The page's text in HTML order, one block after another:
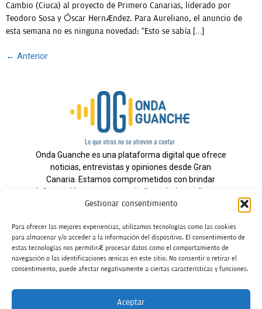
Gestionar consentimiento
Para ofrecer las mejores experiencias, utilizamos tecnologías como las cookies
para almacenar y/o acceder a la información del dispositivo. El consentimiento de
estas tecnologías nos permitirá procesar datos como el comportamiento de
navegación o las identificaciones únicas en este sitio. No consentir o retirar el
consentimiento, puede afectar negativamente a ciertas características y funciones.
Aceptar
Cambio (Ciuca) al proyecto de Primero Canarias, liderado por
Teodoro Sosa y Óscar Hernández. Para Aureliano, el anuncio de
esta semana no es ninguna novedad: “Esto se sabía […]
← Anterior
Onda Guanche es una plataforma digital que ofrece
noticias, entrevistas y opiniones desde Gran
Canaria. Estamos comprometidos con brindar
información veraz y un periodismo independiente a
nuestra audiencia.
Todos los derechos reservados.
Radio
Contacto